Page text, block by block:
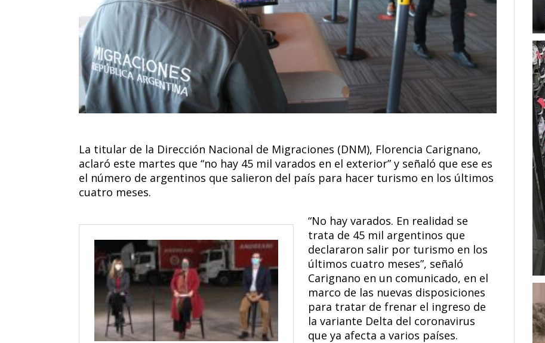
La titular de la Dirección Nacional de Migraciones (DNM), Florencia Carignano,
aclaró este martes que “no hay 45 mil varados en el exterior” y señaló que ese es
el número de argentinos que salieron del país para hacer turismo en los últimos
cuatro meses.
“No hay varados. En realidad se
trata de 45 mil argentinos que
declararon salir por turismo en los
últimos cuatro meses”, señaló
Carignano en un comunicado, en el
marco de las nuevas disposiciones
para tratar de frenar el ingreso de
la variante Delta del coronavirus
que ya afecta a varios países.